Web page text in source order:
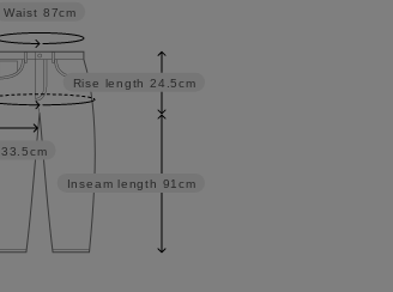
Inseam length 91cm
Rise length 24.5cm
33.5cm
Waist 87cm